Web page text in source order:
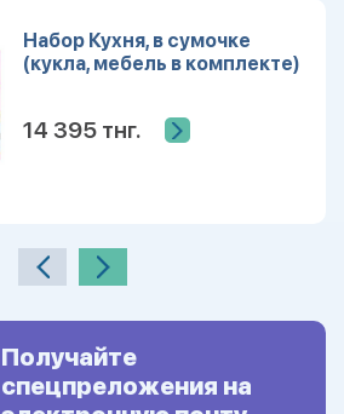
Набор Кухня, в сумочке
(кукла, мебель в комплекте)
14 395 тнг.
Получайте
спецпреложения на